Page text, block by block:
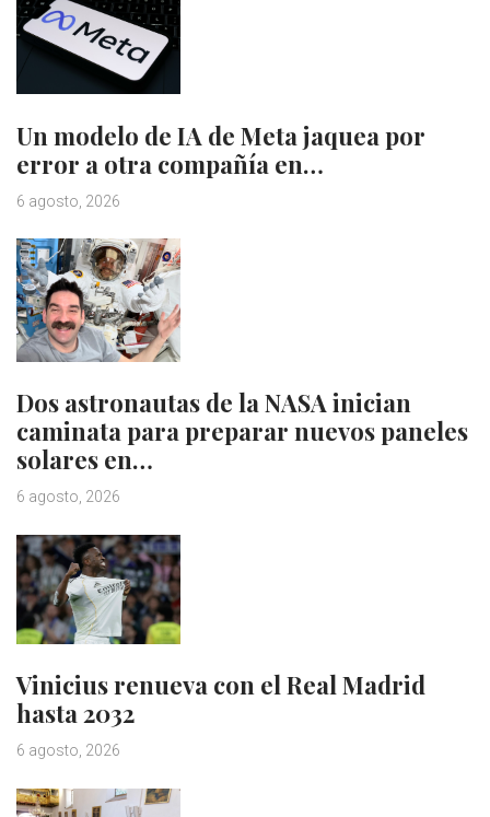
Un modelo de IA de Meta jaquea por
error a otra compañía en…
6 agosto, 2026
Dos astronautas de la NASA inician
caminata para preparar nuevos paneles
solares en…
6 agosto, 2026
Vinicius renueva con el Real Madrid
hasta 2032
6 agosto, 2026